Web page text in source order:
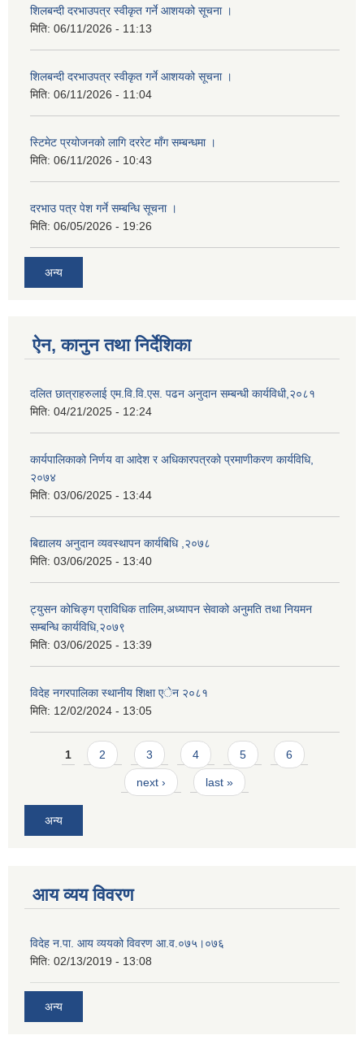
शिलबन्दी दरभाउपत्र स्वीकृत गर्ने आशयको सूचना ।
मिति: 06/11/2026 - 11:13
शिलबन्दी दरभाउपत्र स्वीकृत गर्ने आशयको सूचना ।
मिति: 06/11/2026 - 11:04
स्टिमेट प्रयोजनको लागि दररेट माँग सम्बन्धमा ।
मिति: 06/11/2026 - 10:43
दरभाउ पत्र पेश गर्ने सम्बन्धि सूचना ।
मिति: 06/05/2026 - 19:26
अन्य
ऐन, कानुन तथा निर्देशिका
दलित छात्राहरुलाई एम.वि.वि.एस. पढन अनुदान सम्बन्धी कार्यविधी,२०८१
मिति: 04/21/2025 - 12:24
कार्यपालिकाको निर्णय वा आदेश र अधिकारपत्रको प्रमाणीकरण कार्यविधि,
२०७४
मिति: 03/06/2025 - 13:44
बिद्यालय अनुदान व्यवस्थापन कार्यबिधि ,२०७८
मिति: 03/06/2025 - 13:40
ट्युसन कोचिङ्ग प्राविधिक तालिम,अध्यापन सेवाको अनुमति तथा नियमन
सम्बन्धि कार्यविधि,२०७९
मिति: 03/06/2025 - 13:39
विदेह नगरपालिका स्थानीय शिक्षा एेन २०८१
मिति: 12/02/2024 - 13:05
Pages
1 2 3 4 5 6
next › last »
अन्य
आय व्यय विवरण
विदेह न.पा. आय व्ययको विवरण आ.व.०७५।०७६
मिति: 02/13/2019 - 13:08
अन्य